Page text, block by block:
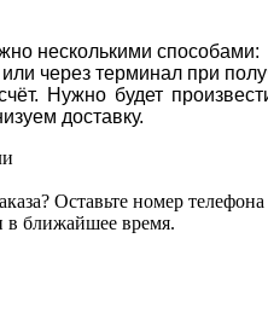
несколькими способами:
или через терминал при
Нужно будет
доставку.
Оставьте номер телефона
в ближайшее время.